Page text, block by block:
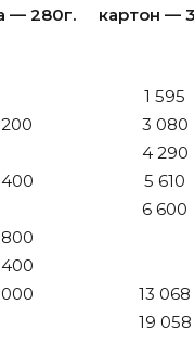
— 280г.
картон —
1 595
3 080
4 290
5 610
6 600
13 068
19 058